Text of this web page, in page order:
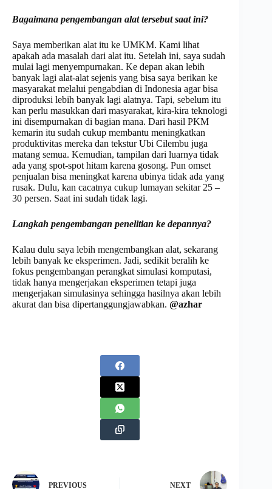
Bagaimana pengembangan alat tersebut saat ini?
Saya memberikan alat itu ke UMKM. Kami lihat
apakah ada masalah dari alat itu. Setelah ini, saya sudah
mulai lagi menyempurnakan. Ke depan akan lebih
banyak lagi alat-alat sejenis yang bisa saya berikan ke
masyarakat melalui pengabdian di Indonesia agar bisa
diproduksi lebih banyak lagi alatnya. Tapi, sebelum itu
kan perlu masukkan dari masyarakat, kira-kira teknologi
ini disempurnakan di bagian mana. Dari hasil PKM
kemarin itu sudah cukup membantu meningkatkan
produktivitas mereka dan tekstur Ubi Cilembu juga
matang semua. Kemudian, tampilan dari luarnya tidak
ada yang spot-spot hitam karena gosong. Pun omset
penjualan bisa meningkat karena ubinya tidak ada yang
rusak. Dulu, kan cacatnya cukup lumayan sekitar 25 –
30 persen. Saat ini sudah tidak lagi.
Langkah pengembangan penelitian ke depannya?
Kalau dulu saya lebih mengembangkan alat, sekarang
lebih banyak ke eksperimen. Jadi, sedikit beralih ke
fokus pengembangan perangkat simulasi komputasi,
tidak hanya mengerjakan eksperimen tetapi juga
mengerjakan simulasinya sehingga hasilnya akan lebih
akurat dan bisa dipertanggungjawabkan. @azhar
PREVIOUS NEXT